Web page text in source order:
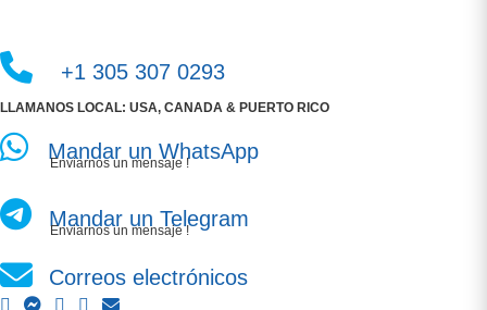
+1 305 307 0293
LLAMANOS LOCAL: USA, CANADA & PUERTO RICO
Mandar un WhatsApp
Enviarnos un mensaje !
Mandar un Telegram
Enviarnos un mensaje !
Correos electrónicos